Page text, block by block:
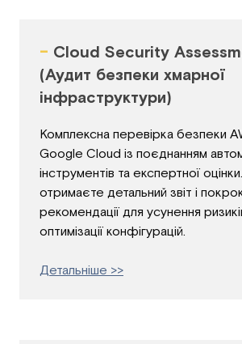
- Cloud Security
(Аудит безпеки хмарної
інфраструктури)
Комплексна перевірка безпеки
Google Cloud із поєднанням
інструментів та експертної
отримаєте детальний звіт і
рекомендації для усунення
оптимізації конфігурацій.
Детальніше >>